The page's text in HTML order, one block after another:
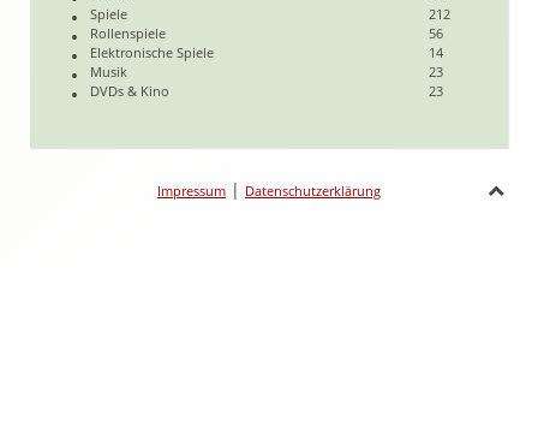
Spiele
212
Rollenspiele
56
Elektronische Spiele
14
Musik
23
DVDs & Kino
23
Impressum | Datenschutzerklärung